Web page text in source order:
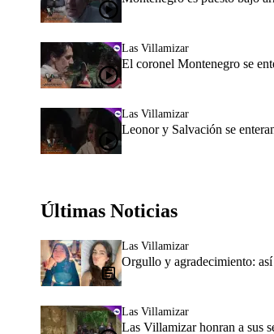
Las Villamizar
El coronel Montenegro se
Las Villamizar
Leonor y Salvación se
Últimas Noticias
Las Villamizar
Orgullo y agradecimiento:
Las Villamizar
Las Villamizar honran a sus